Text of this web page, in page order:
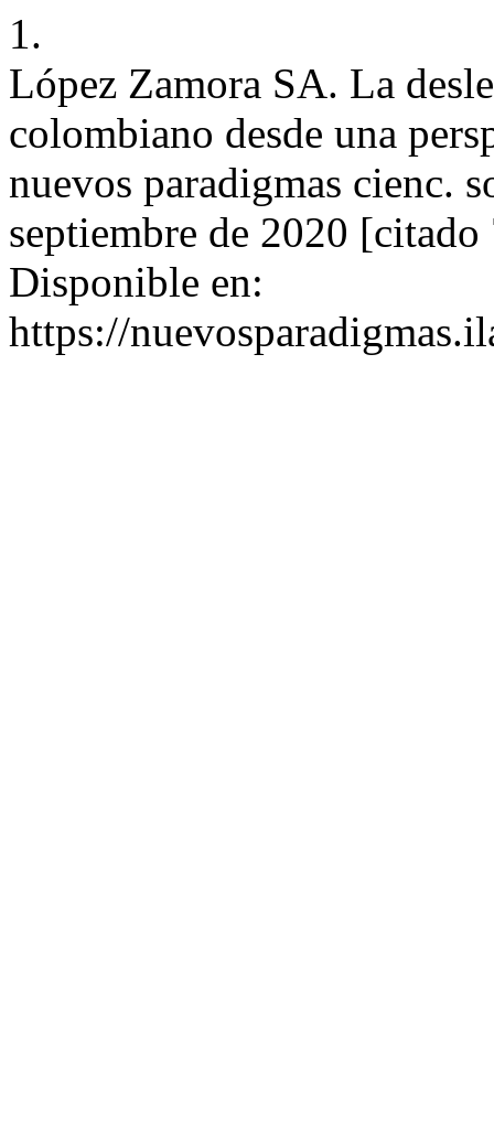
1.
López Zamora SA. La
colombiano desde una
nuevos paradigmas cienc.
septiembre de 2020
Disponible en:
https://